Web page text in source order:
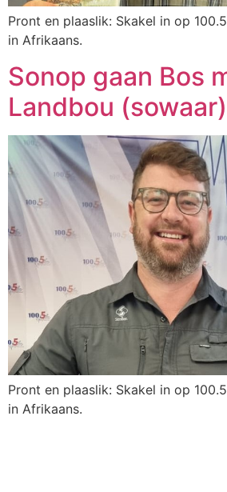
Pront en plaaslik: Skakel in op
in Afrikaans.
Sonop gaan Bos
Landbou (sowaar)
Pront en plaaslik: Skakel in op
in Afrikaans.